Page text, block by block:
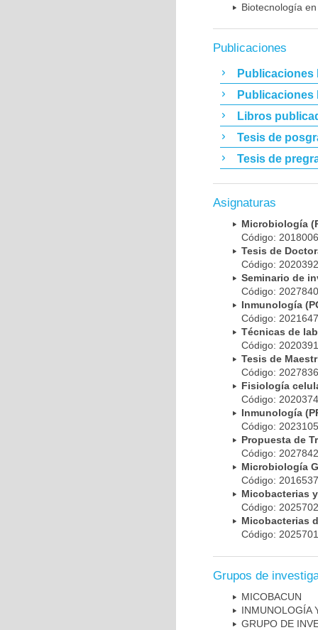
Biotecnología
Publicaciones
Publicaciones
Publicaciones
Libros
Tesis de
Tesis de
Asignaturas
Microbiología
Código:
Tesis de
Código:
Seminario de
Código:
Inmunología
Código:
Técnicas de
Código:
Tesis de
Código:
Fisiología
Código:
Inmunología
Código:
Propuesta de
Código:
Microbiología
Código:
Micobacterias
Código:
Micobacterias
Código:
Grupos de
MICOBAC­UN
INMUNOLOGÍA
GRUPO DE